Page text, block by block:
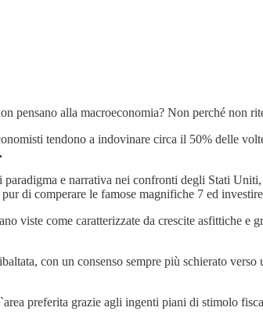
pensano alla macroeconomia? Non perché non
tendono a indovinare circa il 50% delle
e narrativa nei confronti degli Stati
di comperare le famose magnifiche 7 ed
viste come caratterizzate da crescite asfittiche
con un consenso sempre più schierato
preferita grazie agli ingenti piani di stimolo